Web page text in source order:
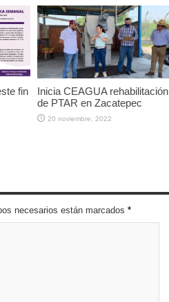
fin
Inicia CEAGUA rehabilitación
de PTAR en Zacatepec
20 noviembre, 2022
necesarios están marcados *